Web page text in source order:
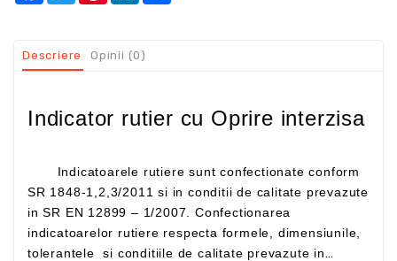
Descriere Opinii (0)
Indicator rutier cu Oprire interzisa
Indicatoarele rutiere sunt confectionate conform
SR 1848-1,2,3/2011 si in conditii de calitate prevazute
in SR EN 12899 – 1/2007. Confectionarea
indicatoarelor rutiere respecta formele, dimensiunile,
tolerantele si conditiile de calitate prevazute in